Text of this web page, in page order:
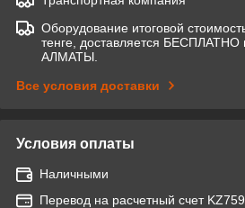
Оборудование итоговой
тенге, доставляется БЕСПЛАТНО
АЛМАТЫ.
Все условия доставки
Условия оплаты
Наличными
Перевод на расчетный счет